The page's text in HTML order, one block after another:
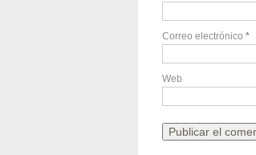
Correo electrónico *
Web